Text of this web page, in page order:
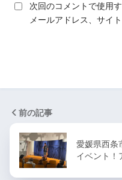
次回のコメントで使用
メールアドレス、サイ
前の記事
愛媛県西条
イベント！